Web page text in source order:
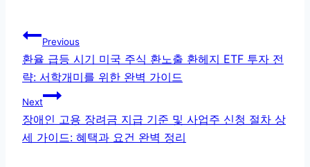
글
탐
색
Previous
환율 급등 시기 미국 주식 환노출 환헤지 ETF 투자 전
략: 서학개미를 위한 완벽 가이드
Next
장애인 고용 장려금 지급 기준 및 사업주 신청 절차 상
세 가이드: 혜택과 요건 완벽 정리